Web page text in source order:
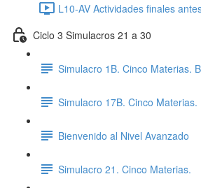
L10-AV Actividades finales
Ciclo 3 Simulacros 21 a 30
Simulacro 1B. Cinco Materias.
Simulacro 17B. Cinco Materias.
Bienvenido al Nivel Avanzado
Simulacro 21. Cinco Materias.